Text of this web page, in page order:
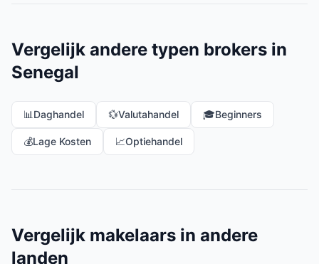
Vergelijk andere typen brokers in
Senegal
📊 Daghandel 💱Valutahandel 🎓Beginners
💰Lage Kosten 📈Optiehandel
Vergelijk makelaars in andere
landen